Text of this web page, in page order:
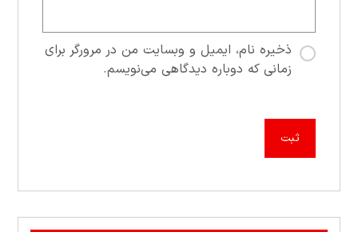
ذخیره نام، ایمیل و وبسایت من در مرورگر برای
زمانی که دوباره دیدگاهی می‌نویسم.